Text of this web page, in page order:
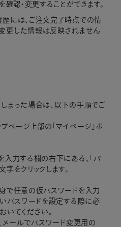
確認・変更することができます。
には、ご注文完了時点での情
更した情報は反映されません
まった場合は、以下の手順でご
ページ上部の「マイページ」ボ
入力する欄の右下にある、「パ
をクリックします。
で任意の仮パスワードを入力
いパスワードを設定する際に必
いてください。
、メールでパスワード変更用の